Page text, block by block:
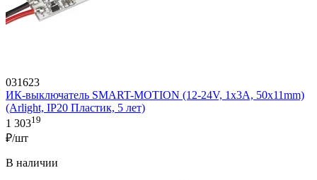
031623
ИК-выключатель SMART-MOTION (12-24V, 1х3А, 50x11mm)
(Arlight, IP20 Пластик, 5 лет)
1 30319
₽/шт
В наличии